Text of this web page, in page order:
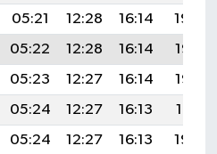
05:21 12:28 16:14
19:24
05:22 12:28 16:14
19:23
05:23 12:27 16:14
19:22
05:24 12:27 16:13
19:21
05:24 12:27 16:13
19:20